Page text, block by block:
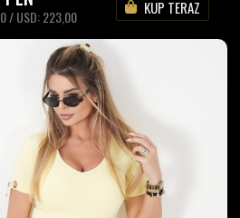
/ USD: 223,00 KUP TERAZ